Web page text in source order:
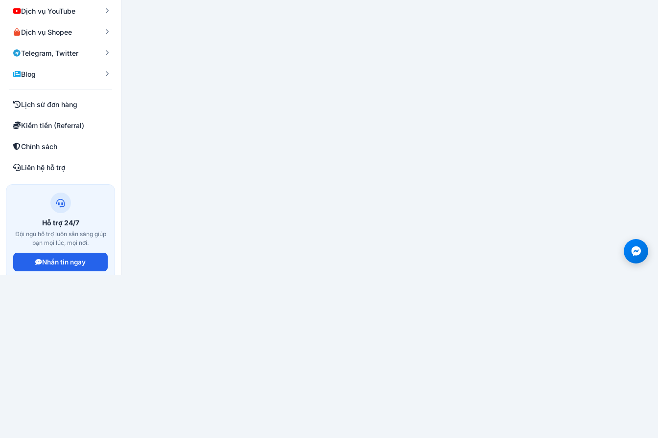
Dịch vụ YouTube
Dịch vụ Shopee
Telegram, Twitter
Blog
Lịch sử đơn hàng
Kiếm tiền (Referral)
Chính sách
Liên hệ hỗ trợ
Hỗ trợ 24/7
Đội ngũ hỗ trợ luôn sẵn sàng giúp
bạn mọi lúc, mọi nơi.
Nhắn tin ngay